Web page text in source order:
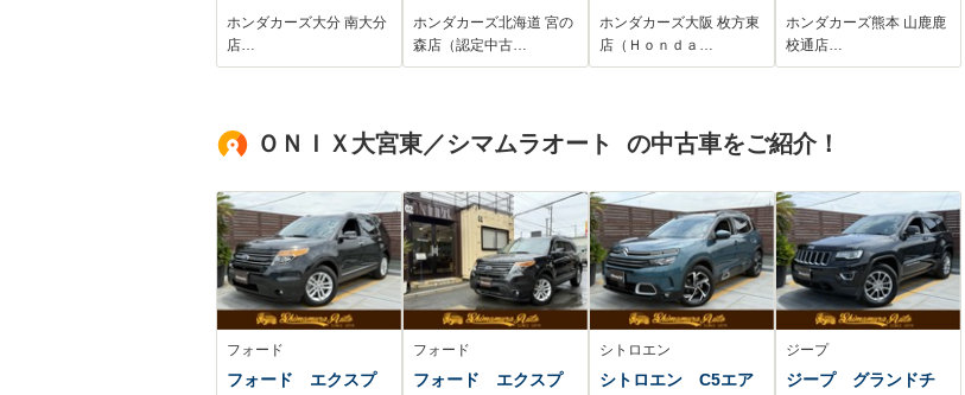
ホンダカーズ大分 南大分
店…
ホンダカーズ北海道 宮の
森店（認定中古…
ETC 両側電動スラ
イドドア アダプテ
ィブクルーズコント
LEDヘッドライト
キ
ホンダカーズ大阪 枚方東
店（Ｈｏｎｄａ…
ホンダカーズ熊本 山鹿鹿
校通店…
ＯＮＩＸ大宮東／シマムラオート の中古車をご紹介！
フォード
フォード エクスプ
フォード
フォード エクスプ
シトロエン
シトロエン C5エア
ジープ
ジープ グランドチ